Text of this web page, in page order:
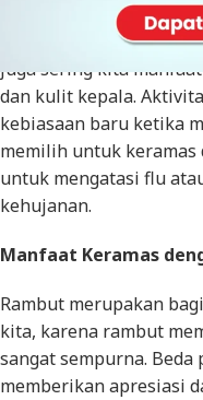
mandi memiliki
dari alam. Selain untuk
juga sering kita
dan kulit kepala.
kebiasaan baru ketika
memilih untuk
untuk mengatasi flu
kehujanan.
Manfaat Keramas
Rambut merupakan
kita, karena rambut
sangat sempurna.
memberikan apresiasi